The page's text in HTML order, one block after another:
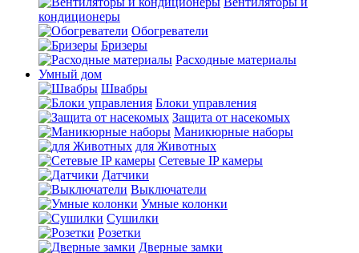
кондиционеры
Обогреватели
Бризеры
Расходные материалы
Умный дом
Швабры
Блоки управления
Защита от насекомых
Маникюрные наборы
для Животных
Сетевые IP камеры
Датчики
Выключатели
Умные колонки
Сушилки
Розетки
Дверные замки